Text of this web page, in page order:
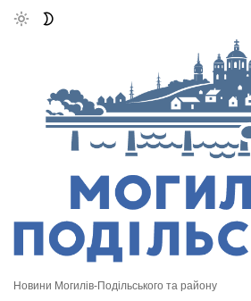
Новини Могилів-Подільського та району